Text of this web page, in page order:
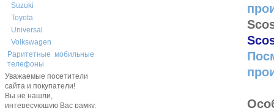
Suzuki
Toyota
Universal
Volkswagen
Раритетные мобильные
телефоны
Уважаемые посетители
сайта и покупатели!
Вы не нашли,
интересующую Вас рамку,